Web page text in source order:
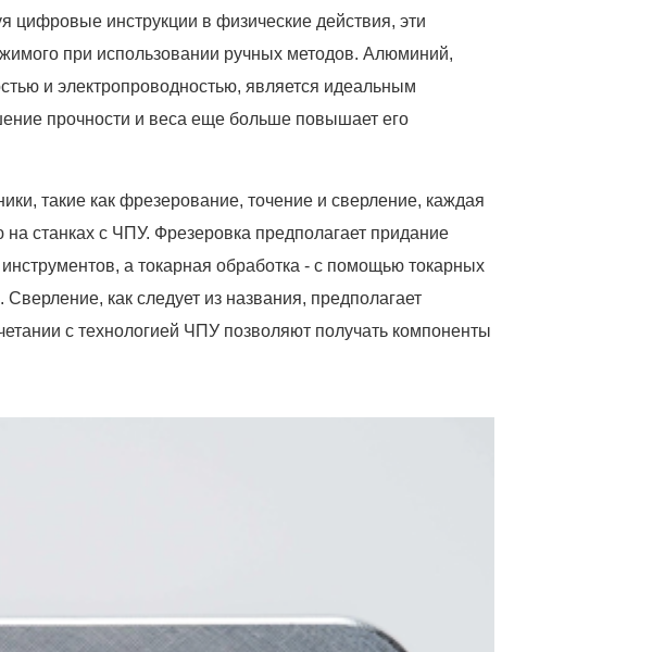
цифровые инструкции в физические действия, эти
при использовании ручных методов. Алюминий,
и электропроводностью, является идеальным
прочности и веса еще больше повышает его
такие как фрезерование, точение и сверление, каждая
станках с ЧПУ. Фрезеровка предполагает придание
а токарная обработка - с помощью токарных
как следует из названия, предполагает
с технологией ЧПУ позволяют получать компоненты